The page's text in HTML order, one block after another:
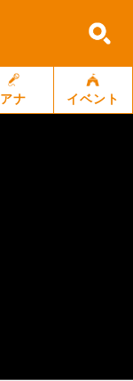
アナ イベント